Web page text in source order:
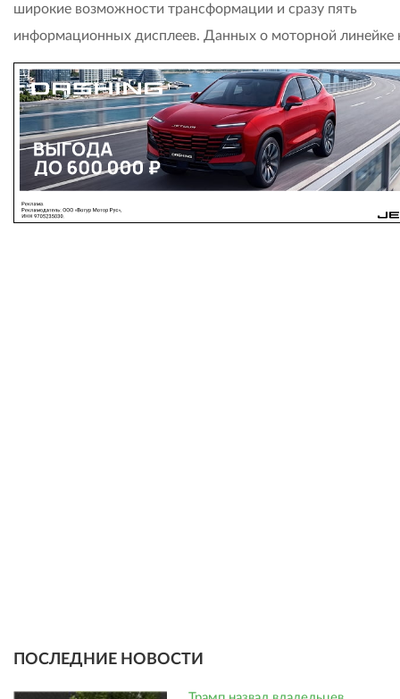
широкие возможности трансформации и сразу пять
информационных дисплеев. Данных о моторной линейке
ПОСЛЕДНИЕ НОВОСТИ